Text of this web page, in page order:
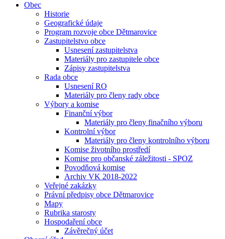
Obec
Historie
Geografické údaje
Program rozvoje obce Dětmarovice
Zastupitelstvo obce
Usnesení zastupitelstva
Materiály pro zastupitele obce
Zápisy zastupitelstva
Rada obce
Usnesení RO
Materiály pro členy rady obce
Výbory a komise
Finanční výbor
Materiály pro členy finačního výboru
Kontrolní výbor
Materiály pro členy kontrolního výboru
Komise životního prostředí
Komise pro občanské záležitosti - SPOZ
Povodňová komise
Archiv VK 2018-2022
Veřejné zakázky
Právní předpisy obce Dětmarovice
Mapy
Rubrika starosty
Hospodaření obce
Závěrečný účet